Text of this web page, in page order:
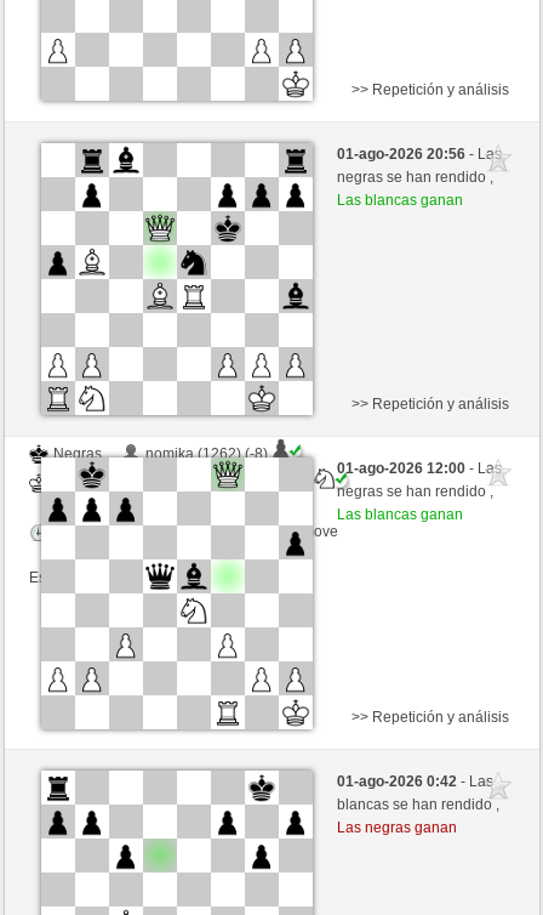
Negras
vexo94 (1298) (-9)
Blancas
Lord_of_War (1456) (+9)
Tiempo: 12 minutes/side + 8 seconds/move
Esta partida es por puntos
>> Repetición y análisis
01-ago-2026 20:56- Las
negras se han rendido ,
Las blancas ganan
Negras
nomika (1262) (-8)
Blancas
Lord_of_War (1448) (+8)
Tiempo: 12 minutes/side + 8 seconds/move
Esta partida es por puntos
>> Repetición y análisis
01-ago-2026 12:00- Las
negras se han rendido ,
Las blancas ganan
Negras
Joe34 (1368) (-13)
Blancas
Lord_of_War (1435) (+13)
Tiempo: 12 minutes/side + 8 seconds/move
>> Repetición y análisis
01-ago-2026 0:42- Las
blancas se han rendido ,
Las negras ganan